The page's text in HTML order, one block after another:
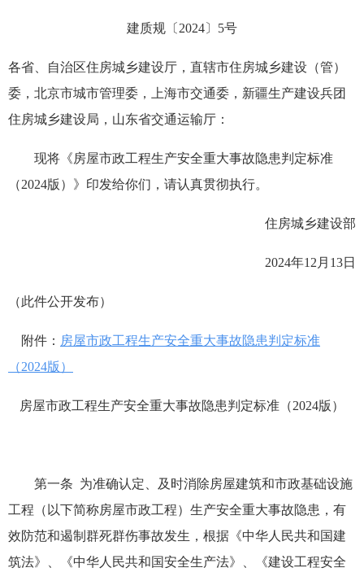
建质规〔2024〕5号
各省、自治区住房城乡建设厅，直辖市住房城乡建设（管）
委，北京市城市管理委，上海市交通委，新疆生产建设兵团
住房城乡建设局，山东省交通运输厅：
现将《房屋市政工程生产安全重大事故隐患判定标准
（2024版）》印发给你们，请认真贯彻执行。
住房城乡建设部
2024年12月13日
（此件公开发布）
附件： 房屋市政工程生产安全重大事故隐患判定标准
（2024版）
房屋市政工程生产安全重大事故隐患判定标准（2024版）
第一条 为准确认定、及时消除房屋建筑和市政基础设施
工程（以下简称房屋市政工程）生产安全重大事故隐患，有
效防范和遏制群死群伤事故发生，根据《中华人民共和国建
筑法》、《中华人民共和国安全生产法》、《建设工程安全